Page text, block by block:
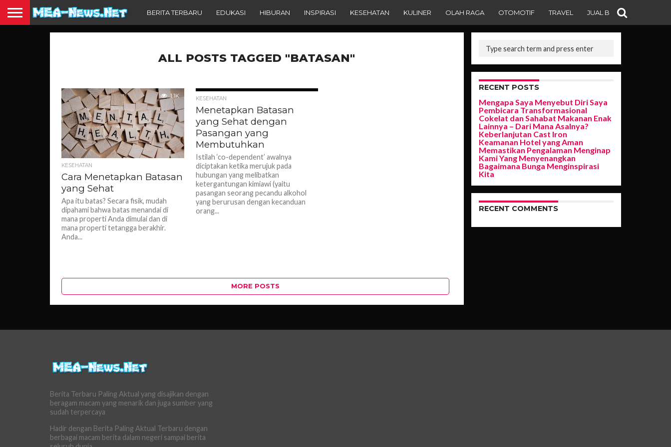
BERITA TERBARU EDUKASI HIBURAN INSPIRASI KESEHATAN KULINER OLAH RAGA OTOMOTIF TRAVEL JUAL BELI
ALL POSTS TAGGED "BATASAN"
1.1K
KESEHATAN
Cara Menetapkan Batasan
yang Sehat
Apa itu batas? Secara fisik, mudah
dipahami bahwa batas menandai di
mana properti Anda dimulai dan di
mana properti tetangga berakhir.
Anda...
KESEHATAN
Menetapkan Batasan
yang Sehat dengan
Pasangan yang
Membutuhkan
Istilah ‘co-dependent’ awalnya
diciptakan ketika merujuk pada
hubungan yang melibatkan
ketergantungan kimiawi (yaitu
pasangan seorang pecandu alkohol
yang berurusan dengan kecanduan
orang...
MORE POSTS
RECENT POSTS
Mengapa Saya Menyebut Diri Saya
Pembicara Transformasional
Cokelat dan Sahabat Makanan Enak
Lainnya – Dari Mana Asalnya?
Keberlanjutan Cast Iron
Keamanan Hotel yang Aman
Memastikan Pengalaman Menginap
Kami Yang Menyenangkan
Bagaimana Bunga Menginspirasi
Kita
RECENT COMMENTS
Berita Terbaru Paling Aktual yang disajikan dengan
beragam macam yang menarik dan juga sumber yang
sudah terpercaya
Hadir dengan Berita Paling Aktual Terbaru dengan
berbagai macam berita dalam negeri sampai berita